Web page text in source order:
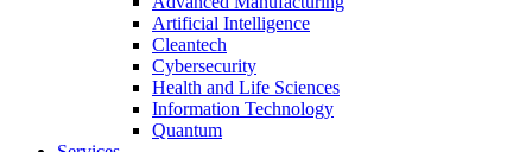
Artificial Intelligence
Cleantech
Cybersecurity
Health and Life Sciences
Information Technology
Quantum